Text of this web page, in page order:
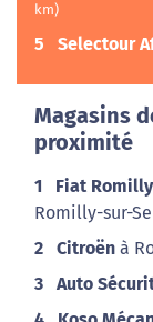
km)
5 Selectour
Magasins
proximité
1 Fiat
Romilly-sur-
2 Citroën à
3 Auto